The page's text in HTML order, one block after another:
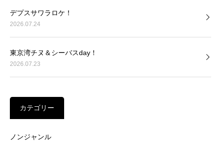
デプスサワラロケ！
2026.07.24
東京湾チヌ＆シーバスday！
2026.07.23
カテゴリー
ノンジャンル